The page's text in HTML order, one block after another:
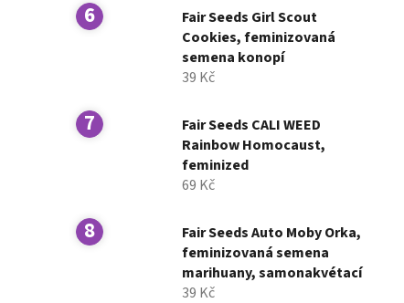
Fair Seeds Girl Scout
Cookies, feminizovaná
semena konopí
39 Kč
Fair Seeds CALI WEED
Rainbow Homocaust,
feminized
69 Kč
Fair Seeds Auto Moby Orka,
feminizovaná semena
marihuany, samonakvétací
39 Kč